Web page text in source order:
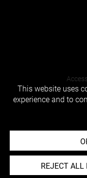
This website uses
experience and to
REJECT ALL